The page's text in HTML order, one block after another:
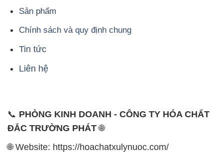
Liên hệ
📞
PHÒNG KINH DOANH - CÔNG TY HÓA CHẤT
ĐẮC TRƯỜNG PHÁT
- 028.3756.1835 - 028.3756.1840 - 028.3756.1841-